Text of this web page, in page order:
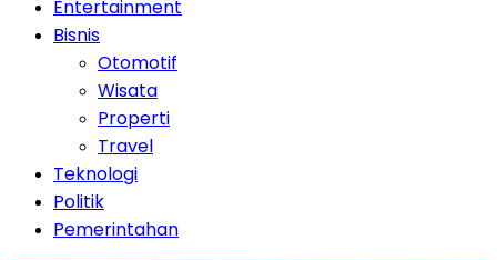
Entertainment
Bisnis
Otomotif
Wisata
Properti
Travel
Teknologi
Politik
Pemerintahan